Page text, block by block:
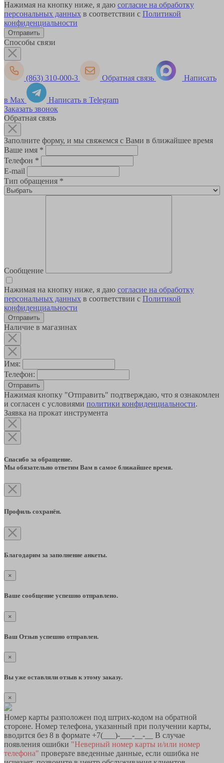
Нажимая на кнопку ниже, я даю согласие на обработку
персональных данных в соответствии с Политикой
конфиденциальности
Способы связи
(863) 310-000-3 Обратная связь Написать
в Max
Написать в Telegram
Заказать звонок
Обратная связь
Заполните форму, и мы свяжемся с Вами в ближайшее время
Ваше имя *
Телефон *
E-mail
Тип обращения *
Сообщение
Нажимая на кнопку ниже, я даю согласие на обработку
персональных данных в соответствии с Политикой
конфиденциальности
Наличие в магазинах
Имя:
Телефон:
Отправить
Нажимая кнопку "Отправить" подтверждаю, что я ознакомлен
и согласен с условиями политики конфиденциальности.
Заявка на прокат инструмента
Спасибо за обращение.
Мы обязательно ответим Вам в самое ближайшее время.
Профиль сохранён.
Благодарим за заполнение анкеты.
×
Ваше сообщение успешно отправлено.
×
Ваш Отзыв успешно отправлен.
×
Вы уже оставляли отзыв к этому заказу.
×
Номер карты разположен под штрих-кодом на обратной
стороне. Номер телефона, указанный при получении карты,
вводится без 8 в формате +7(___)-___-__-__ В случае
появления ошибки "Неверный номер карты и/или номер
телефона" проверьте введенные данные, если ошибка не